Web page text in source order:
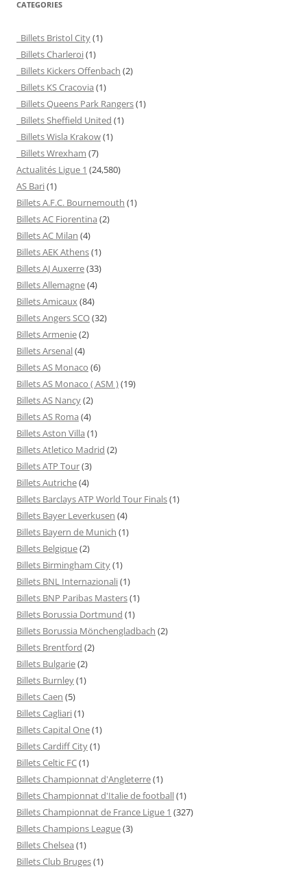
CATEGORIES
Billets Bristol City(1)
Billets Charleroi(1)
Billets Kickers Offenbach (2)
Billets KS Cracovia (1)
Billets Queens Park Rangers(1)
Billets Sheffield United (1)
Billets Wisla Krakow(1)
Billets Wrexham (7)
Actualités Ligue 1 (24,580)
AS Bari(1)
Billets A.F.C. Bournemouth (1)
Billets AC Fiorentina (2)
Billets AC Milan (4)
Billets AEK Athens(1)
Billets AJ Auxerre(33)
Billets Allemagne(4)
Billets Amicaux(84)
Billets Angers SCO(32)
Billets Armenie(2)
Billets Arsenal(4)
Billets AS Monaco (6)
Billets AS Monaco ( ASM )(19)
Billets AS Nancy(2)
Billets AS Roma (4)
Billets Aston Villa (1)
Billets Atletico Madrid (2)
Billets ATP Tour(3)
Billets Autriche(4)
Billets Barclays ATP World Tour Finals(1)
Billets Bayer Leverkusen (4)
Billets Bayern de Munich (1)
Billets Belgique(2)
Billets Birmingham City(1)
Billets BNL Internazionali(1)
Billets BNP Paribas Masters(1)
Billets Borussia Dortmund (1)
Billets Borussia Mönchengladbach (2)
Billets Brentford (2)
Billets Bulgarie(2)
Billets Burnley(1)
Billets Caen (5)
Billets Cagliari(1)
Billets Capital One(1)
Billets Cardiff City(1)
Billets Celtic FC(1)
Billets Championnat d'Angleterre(1)
Billets Championnat d'Italie de football(1)
Billets Championnat de France Ligue 1 (327)
Billets Champions League(3)
Billets Chelsea (1)
Billets Club Bruges(1)